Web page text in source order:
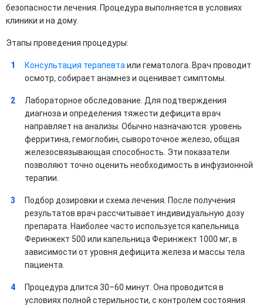
безопасности лечения. Процедура выполняется в условиях
клиники и на дому.
Этапы проведения процедуры:
Консультация терапевтаили гематолога. Врач проводит
осмотр, собирает анамнез и оценивает симптомы.
Лабораторное обследование. Для подтверждения
диагноза и определения тяжести дефицита врач
направляет на анализы. Обычно назначаются: уровень
ферритина, гемоглобин, сывороточное железо, общая
железосвязывающая способность. Эти показатели
позволяют точно оценить необходимость в инфузионной
терапии.
Подбор дозировки и схема лечения. После получения
результатов врач рассчитывает индивидуальную дозу
препарата. Наиболее часто используется капельница
Феринжект 500 или капельница Феринжект 1000 мг, в
зависимости от уровня дефицита железа и массы тела
пациента.
Процедура длится 30–60 минут. Она проводится в
условиях полной стерильности, с контролем состояния